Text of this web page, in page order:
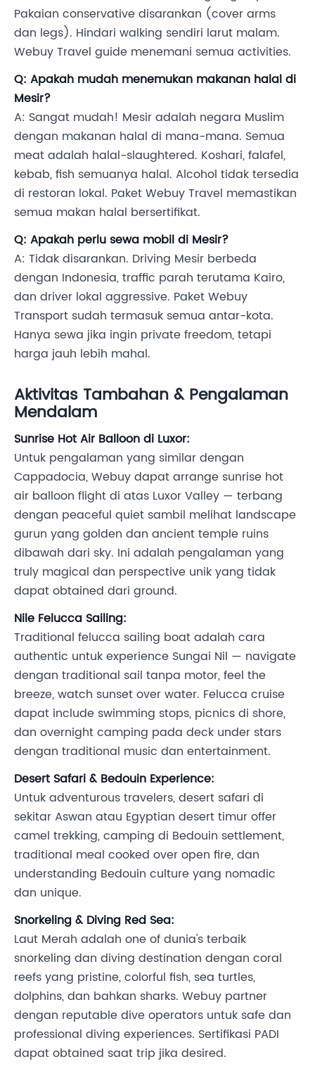
Pakaian conservative disarankan (cover arms
dan legs). Hindari walking sendiri larut malam.
Webuy Travel guide menemani semua activities.
Q: Apakah mudah menemukan makanan halal di
Mesir?
A: Sangat mudah! Mesir adalah negara Muslim
dengan makanan halal di mana-mana. Semua
meat adalah halal-slaughtered. Koshari, falafel,
kebab, fish semuanya halal. Alcohol tidak tersedia
di restoran lokal. Paket Webuy Travel memastikan
semua makan halal bersertifikat.
Q: Apakah perlu sewa mobil di Mesir?
A: Tidak disarankan. Driving Mesir berbeda
dengan Indonesia, traffic parah terutama Kairo,
dan driver lokal aggressive. Paket Webuy
Transport sudah termasuk semua antar-kota.
Hanya sewa jika ingin private freedom, tetapi
harga jauh lebih mahal.
Aktivitas Tambahan & Pengalaman
Mendalam
Sunrise Hot Air Balloon di Luxor:
Untuk pengalaman yang similar dengan
Cappadocia, Webuy dapat arrange sunrise hot
air balloon flight di atas Luxor Valley — terbang
dengan peaceful quiet sambil melihat landscape
gurun yang golden dan ancient temple ruins
dibawah dari sky. Ini adalah pengalaman yang
truly magical dan perspective unik yang tidak
dapat obtained dari ground.
Nile Felucca Sailing:
Traditional felucca sailing boat adalah cara
authentic untuk experience Sungai Nil — navigate
dengan traditional sail tanpa motor, feel the
breeze, watch sunset over water. Felucca cruise
dapat include swimming stops, picnics di shore,
dan overnight camping pada deck under stars
dengan traditional music dan entertainment.
Desert Safari & Bedouin Experience:
Untuk adventurous travelers, desert safari di
sekitar Aswan atau Egyptian desert timur offer
camel trekking, camping di Bedouin settlement,
traditional meal cooked over open fire, dan
understanding Bedouin culture yang nomadic
dan unique.
Snorkeling & Diving Red Sea:
Laut Merah adalah one of dunia's terbaik
snorkeling dan diving destination dengan coral
reefs yang pristine, colorful fish, sea turtles,
dolphins, dan bahkan sharks. Webuy partner
dengan reputable dive operators untuk safe dan
professional diving experiences. Sertifikasi PADI
dapat obtained saat trip jika desired.